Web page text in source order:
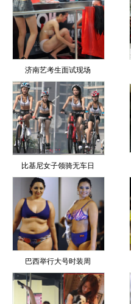
济南艺考生面试现场
比基尼女子领骑无车日
巴西举行大号时装周